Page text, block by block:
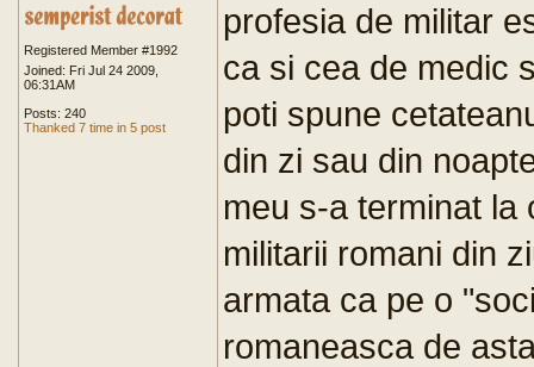
Registered Member #1992
Joined: Fri Jul 24 2009,
06:31AM
Posts: 240
Thanked 7 time in 5 post
profesia de militar
ca si cea de medic
poti spune
din zi sau din
meu s-a terminat la
militarii romani din
armata ca pe o
romaneasca de